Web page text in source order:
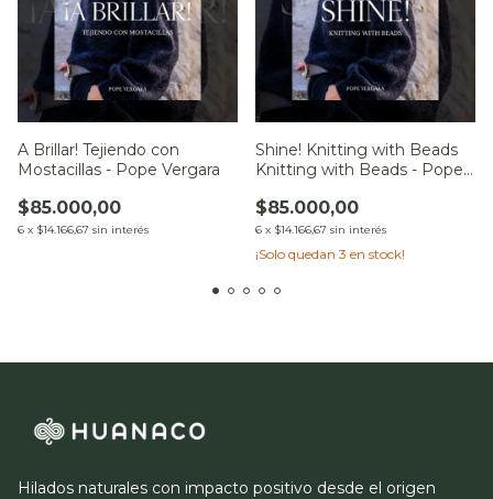
A Brillar! Tejiendo con
Mostacillas - Pope Vergara
$85.000,00
6 x $14.166,67 sin interés
Shine! Knitting with Beads
Knitting with Beads - Pope
$85.000,00
6 x $14.166,67 sin interés
¡Solo quedan 3 en stock!
Hilados naturales con impacto positivo desde el origen